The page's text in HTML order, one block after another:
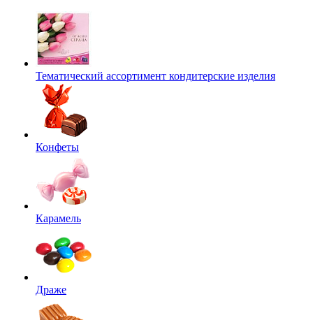
Тематический ассортимент кондитерские изделия
Конфеты
Карамель
Драже